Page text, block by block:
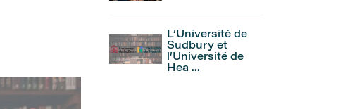
L’Université de
Sudbury et
l’Université de
Hea ...